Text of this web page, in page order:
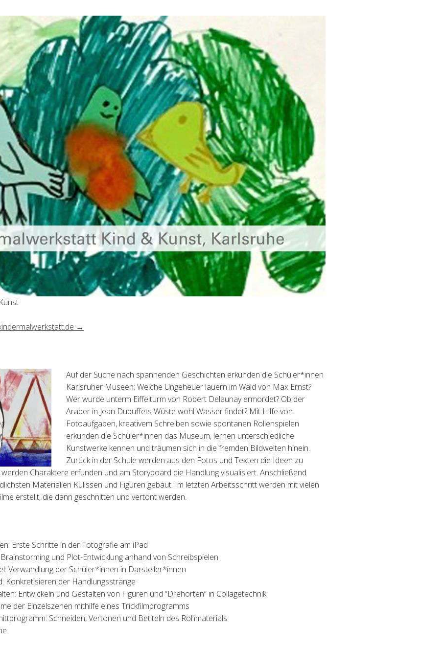
→
Auf der Suche nach spannenden Geschichten erkunden die Schüler*innen
Karlsruher Museen: Welche Ungeheuer lauern im Wald von Max Ernst?
Wer wurde unterm Eiffelturm von Robert Delaunay ermordet? Ob der
Araber in Jean Dubuffets Wüste wohl Wasser findet? Mit Hilfe von
Fotoaufgaben, kreativem Schreiben sowie spontanen Rollenspielen
erkunden die Schüler*innen das Museum, lernen unterschiedliche
Kunstwerke kennen und träumen sich in die fremden Bildwelten hinein.
Zurück in der Schule werden aus den Fotos und Texten die Ideen zu
Charaktere erfunden und am Storyboard die Handlung visualisiert. Anschließend
Materialien Kulissen und Figuren gebaut. Im letzten Arbeitsschritt werden mit vielen
erstellt, die dann geschnitten und vertontwerden.
Erste Schritte in der Fotografie am iPad
und Plot-Entwicklung anhand von Schreibspielen
Verwandlung der Schüler*innen in Darsteller*innen
Konkretisieren der Handlungsstränge
Entwickeln und Gestalten von Figuren und “Drehorten“ in Collagetechnik
der Einzelszenen mithilfe eines Trickfilmprogramms
Schneiden, Vertonen und Betiteln des Rohmaterials